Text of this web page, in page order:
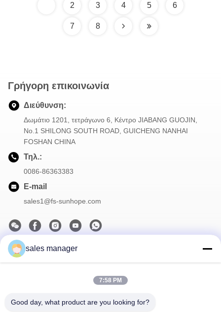
2 3 4 5 6
7 8
Γρήγορη επικοινωνία
Διεύθυνση:
Δωμάτιο 1201, τετράγωνο 6, Κέντρο JIABANG GUOJIN,
Νο.1 SHILONG SOUTH ROAD, GUICHENG NANHAI
FOSHAN CHINA
Τηλ.:
0086-86363383
E-mail
sales1@fs-sunhope.com
Το Δελτίο Ενημέρωσης
sales manager
7:58 PM
Good day, what product are you looking for?